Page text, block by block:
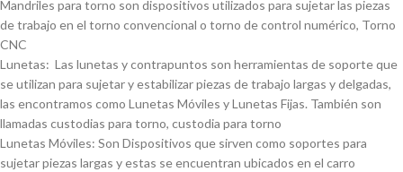
Mandriles para torno son dispositivos utilizados para sujetar las piezas
de trabajo en el torno convencional o torno de control numérico, Torno
CNC
Lunetas: Las lunetas y contrapuntos son herramientas de soporte que
se utilizan para sujetar y estabilizar piezas de trabajo largas y delgadas,
las encontramos como Lunetas Móviles y Lunetas Fijas. También son
llamadas custodias para torno, custodia para torno
Lunetas Móviles: Son Dispositivos que sirven como soportes para
sujetar piezas largas y estas se encuentran ubicados en el carro